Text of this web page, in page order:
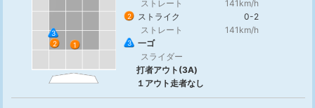
1
2
3
ストレート
141km/h
2 ストライク
0-2
ストレート
141km/h
3
一ゴ
スライダー
打者アウト(3A)
１アウト走者なし